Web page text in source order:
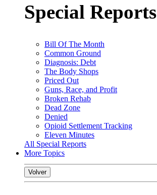
Special Reports
Bill Of The Month
Common Ground
Diagnosis: Debt
The Body Shops
Priced Out
Guns, Race, and Profit
Broken Rehab
Dead Zone
Denied
Opioid Settlement Tracking
Eleven Minutes
All Special Reports
More Topics
Volver